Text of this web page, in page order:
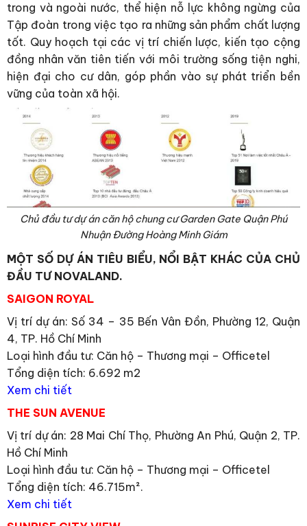
trong và ngoài nước, thể hiện nỗ lực không ngừng của
Tập đoàn trong việc tạo ra những sản phẩm chất lượng
tốt. Quy hoạch tại các vị trí chiến lược, kiến tạo cộng
đồng nhân văn tiên tiến với môi trường sống tiện nghi,
hiện đại cho cư dân, góp phần vào sự phát triển bền
vững của toàn xã hội.
Chủ đầu tư dự án căn hộ chung cư Garden Gate Quận Phú
Nhuận Đường Hoàng Minh Giám
MỘT SỐ DỰ ÁN TIÊU BIỂU, NỔI BẬT KHÁC CỦA CHỦ
ĐẦU TƯ NOVALAND.
SAIGON ROYAL
Vị trí dự án: Số 34 – 35 Bến Vân Đồn, Phường 12, Quận
4, TP. Hồ Chí Minh
Loại hình đầu tư: Căn hộ – Thương mại – Officetel
Tổng diện tích: 6.692 m2
Xem chi tiết
THE SUN AVENUE
Vị trí dự án: 28 Mai Chí Thọ, Phường An Phú, Quận 2, TP.
Hồ Chí Minh
Loại hình đầu tư: Căn hộ – Thương mại – Officetel
Tổng diện tích: 46.715m².
Xem chi tiết